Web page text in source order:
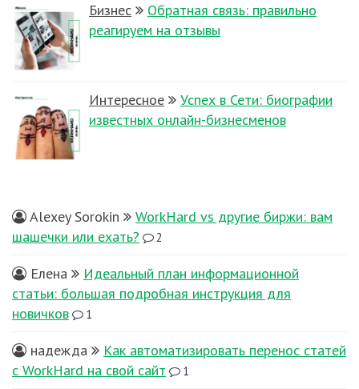
Бизнес
Обратная связь: правильно
реагируем на отзывы
Интересное
Успех в Сети: биографии
известных онлайн-бизнесменов
Alexey Sorokin
WorkHard vs другие биржи: вам
шашечки или ехать?
2
Елена
Идеальный план информационной
статьи: большая подробная инструкция для
новичков
1
надежда
Как автоматизировать перенос статей
с WorkHard на свой сайт
1